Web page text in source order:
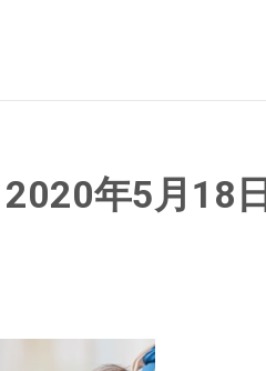
2020年5月18日